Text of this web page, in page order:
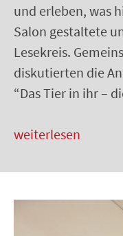
und erleben, was
Salon gestaltete
Lesekreis.
diskutierten die
“Das Tier in ihr –
weiterlesen